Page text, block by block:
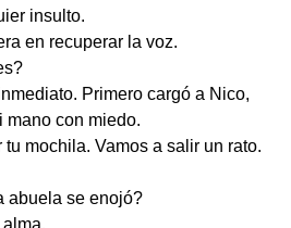
insulto.
en recuperar la voz.
Primero cargó a Nico,
mano con miedo.
mochila. Vamos a salir un rato.
abuela se enojó?